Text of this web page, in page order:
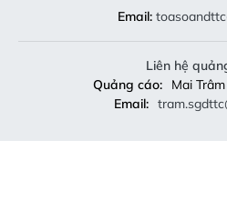
Email:
Liên hệ
Quảng cáo:
Mai
Email: